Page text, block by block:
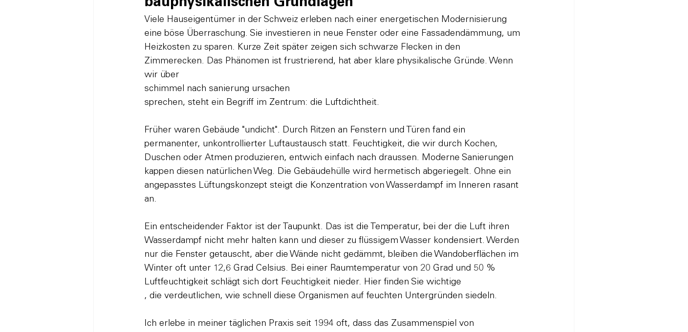
Viele Hauseigentümer in der Schweiz erleben nach einer energetischen Modernisierung
eine böse Überraschung. Sie investieren in neue Fenster oder eine Fassadendämmung, um
Heizkosten zu sparen. Kurze Zeit später zeigen sich schwarze Flecken in den
Zimmerecken. Das Phänomen ist frustrierend, hat aber klare physikalische Gründe. Wenn
wir über
schimmel nach sanierung ursachen
sprechen, steht ein Begriff im Zentrum: die Luftdichtheit.
Früher waren Gebäude "undicht". Durch Ritzen an Fenstern und Türen fand ein
permanenter, unkontrollierter Luftaustausch statt. Feuchtigkeit, die wir durch Kochen,
Duschen oder Atmen produzieren, entwich einfach nach draussen. Moderne Sanierungen
kappen diesen natürlichen Weg. Die Gebäudehülle wird hermetisch abgeriegelt. Ohne ein
angepasstes Lüftungskonzept steigt die Konzentration von Wasserdampf im Inneren rasant
an.
Ein entscheidender Faktor ist der Taupunkt. Das ist die Temperatur, bei der die Luft ihren
Wasserdampf nicht mehr halten kann und dieser zu flüssigem Wasser kondensiert. Werden
nur die Fenster getauscht, aber die Wände nicht gedämmt, bleiben die Wandoberflächen im
Winter oft unter 12,6 Grad Celsius. Bei einer Raumtemperatur von 20 Grad und 50 %
Luftfeuchtigkeit schlägt sich dort Feuchtigkeit nieder. Hier finden Sie wichtige
, die verdeutlichen, wie schnell diese Organismen auf feuchten Untergründen siedeln.
Ich erlebe in meiner täglichen Praxis seit 1994 oft, dass das Zusammenspiel von